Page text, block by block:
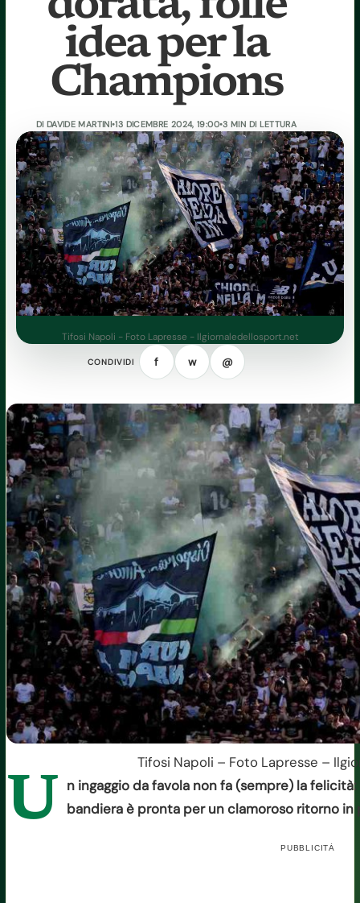
idea per la
Champions
DI DAVIDE MARTINI•13 DICEMBRE 2024, 19:00•3 MIN DI LETTURA
Tifosi Napoli - Foto Lapresse - Ilgiornaledellosport.net
CONDIVIDI f w @
Tifosi Napoli – Foto Lapresse –
U
n ingaggio da favola non fa (sempre) la
bandiera è pronta per un clamoroso ritorno in
PUBBLICITÀ